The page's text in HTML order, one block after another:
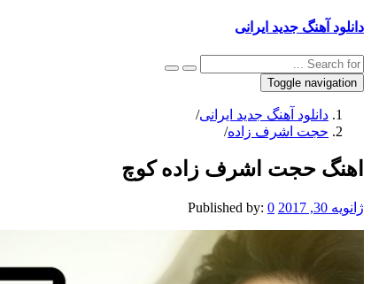
دانلود آهنگ جدید ایرانی
Toggle navigation
دانلود آهنگ جدید ایرانی/
حجت اشرف زاده/
اهنگ حجت اشرف زاده کوچ
ژانویه 30, 2017 Published by: 0